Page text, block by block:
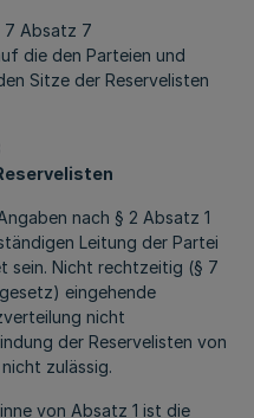
7 Absatz 7
die den Parteien und
Sitze der Reservelisten
nach § 2 Absatz 1
Leitung der Partei
sein. Nicht rechtzeitig (§ 7
eingehende
nicht
der Reservelisten von
zulässig.
von Absatz 1 ist die